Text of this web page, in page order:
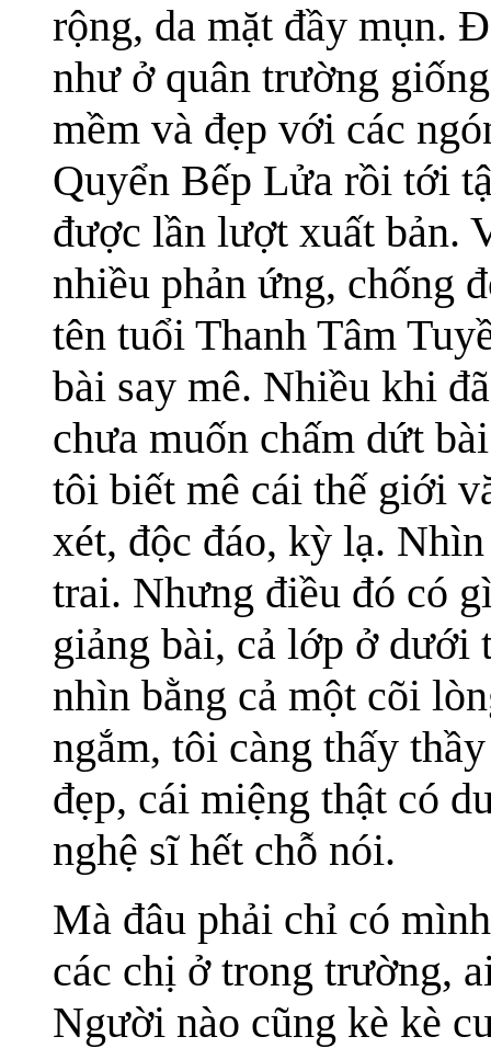
rộng, da mặt đầy mụn.
như ở quân trường
mềm và đẹp với các
Quyển Bếp Lửa rồi tới
được lần lượt xuất bản.
nhiều phản ứng, chống
tên tuổi Thanh Tâm
bài say mê. Nhiều khi
chưa muốn chấm dứt
tôi biết mê cái thế giới
xét, độc đáo, kỳ lạ.
trai. Nhưng điều đó có
giảng bài, cả lớp ở dưới
nhìn bằng cả một cõi
ngắm, tôi càng thấy
đẹp, cái miệng thật có
nghệ sĩ hết chỗ nói.
Mà đâu phải chỉ có
các chị ở trong trường,
Người nào cũng kè kè